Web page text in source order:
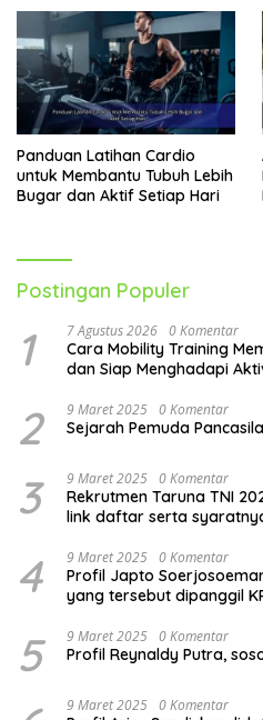
Panduan Latihan Cardio
untuk Membantu Tubuh Lebih
Bugar dan Aktif Setiap Hari
Postingan Populer
1 7 Agustus 2026 0 Komentar
Cara Mobility Training
dan Siap Menghadapi
2 9 Maret 2025 0 Komentar
Sejarah Pemuda Pancasila
3 9 Maret 2025 0 Komentar
Rekrutmen Taruna TNI
link daftar serta
4 9 Maret 2025 0 Komentar
Profil Japto
yang tersebut dipanggil
5 9 Maret 2025 0 Komentar
Profil Reynaldy Putra,
9 Maret 2025 0 Komentar